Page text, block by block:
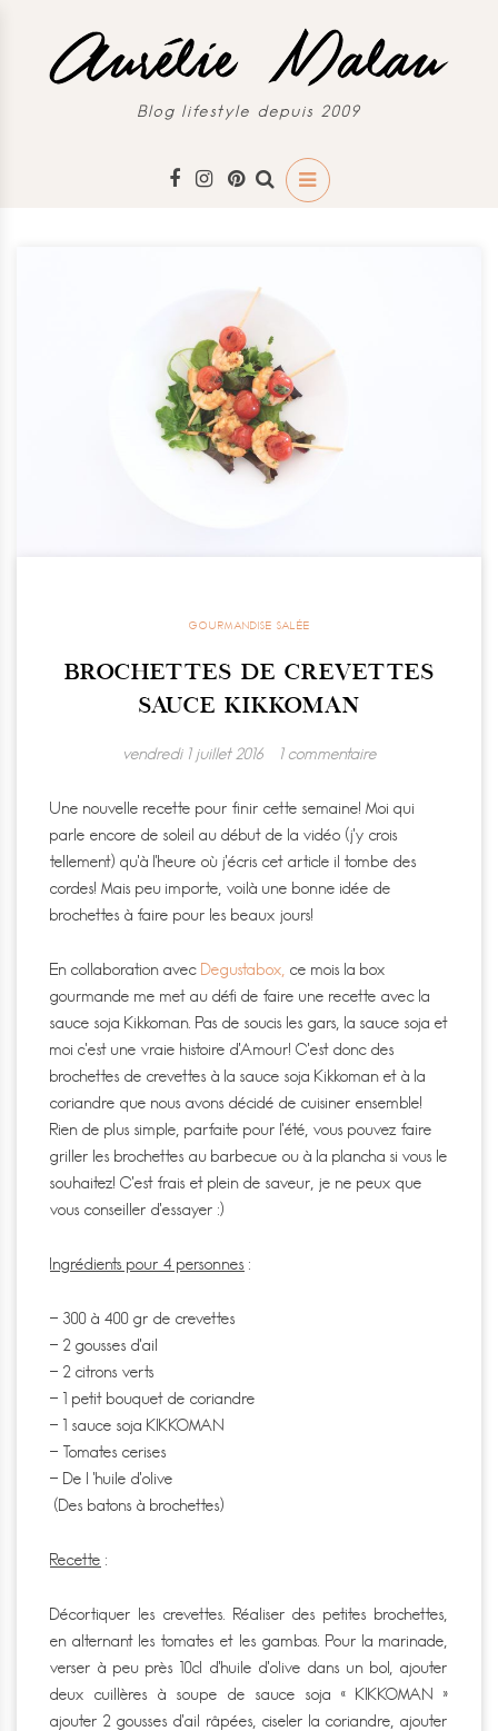
Blog lifestyle depuis 2009
GOURMANDISE SALÉE
BROCHETTES DE CREVETTES
SAUCE KIKKOMAN
vendredi 1 juillet 2016 1 commentaire
Une nouvelle recette pour finir cette semaine! Moi qui
parle encore de soleil au début de la vidéo (j’y crois
tellement) qu’à l’heure où j’écris cet article il tombe des
cordes! Mais peu importe, voilà une bonne idée de
brochettes à faire pour les beaux jours!
En collaboration avec Degustabox, ce mois la box
gourmande me met au défi de faire une recette avec la
sauce soja Kikkoman. Pas de soucis les gars, la sauce soja et
moi c’est une vraie histoire d’Amour! C’est donc des
brochettes de crevettes à la sauce soja Kikkoman et à la
coriandre que nous avons décidé de cuisiner ensemble!
Rien de plus simple, parfaite pour l’été, vous pouvez faire
griller les brochettes au barbecue ou à la plancha si vous le
souhaitez! C’est frais et plein de saveur, je ne peux que
vous conseiller d’essayer :)
Ingrédients pour 4 personnes :
– 300 à 400 gr de crevettes
– 2 gousses d’ail
– 2 citrons verts
– 1 petit bouquet de coriandre
– 1 sauce soja KIKKOMAN
– Tomates cerises
– De l ‘huile d’olive
(Des batons à brochettes)
Recette :
Décortiquer les crevettes. Réaliser des petites brochettes,
en alternant les tomates et les gambas. Pour la marinade,
verser à peu près 10cl d’huile d’olive dans un bol, ajouter
deux cuillères à soupe de sauce soja « KIKKOMAN »
ajouter 2 gousses d’ail râpées, ciseler la coriandre, ajouter